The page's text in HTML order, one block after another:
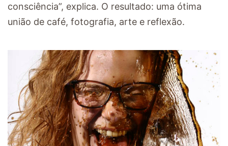
consciência”, explica. O resultado: uma ótima
união de café, fotografia, arte e reflexão.